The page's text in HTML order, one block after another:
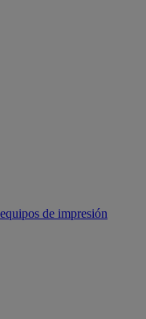
equipos de impresión